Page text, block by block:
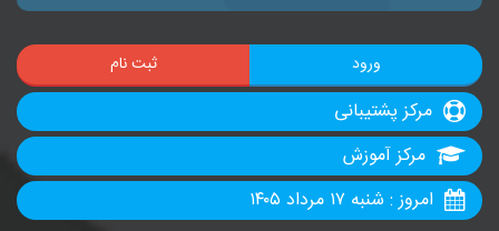
ورود ثبت نام
مرکز پشتیبانی
مرکز آموزش
امروز : شنبه ۱۷ مرداد ۱۴۰۵